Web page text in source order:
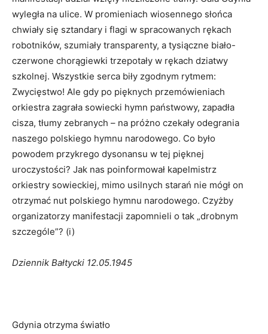
wyległa na ulice. W promieniach wiosennego słońca
chwiały się sztandary i flagi w spracowanych rękach
robotników, szumiały transparenty, a tysiączne biało-
czerwone chorągiewki trzepotały w rękach dziatwy
szkolnej. Wszystkie serca biły zgodnym rytmem:
Zwycięstwo! Ale gdy po pięknych przemówieniach
orkiestra zagrała sowiecki hymn państwowy, zapadła
cisza, tłumy zebranych – na próżno czekały odegrania
naszego polskiego hymnu narodowego. Co było
powodem przykrego dysonansu w tej pięknej
uroczystości? Jak nas poinformował kapelmistrz
orkiestry sowieckiej, mimo usilnych starań nie mógł on
otrzymać nut polskiego hymnu narodowego. Czyżby
organizatorzy manifestacji zapomnieli o tak „drobnym
szczególe”? (i)
Dziennik Bałtycki 12.05.1945
Gdynia otrzyma światło